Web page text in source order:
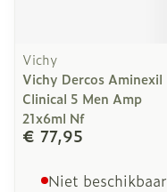
Vichy
Vichy Dercos Aminexil
Clinical 5 Men Amp
21x6ml Nf
€ 77,95
Niet beschikbaar